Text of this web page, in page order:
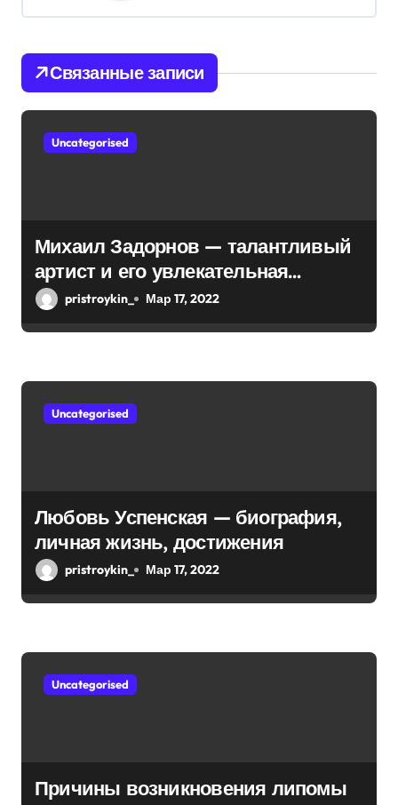
ц
и
я
п
и
я
Связанные записи
Uncategorised
Михаил Задорнов — талантливый
артист и его увлекательная
биография — выдающиеся
pristroykin_ Мар 17, 2022
Uncategorised
Любовь Успенская — биография,
личная жизнь, достижения
pristroykin_ Мар 17, 2022
Uncategorised
Причины возникновения липомы